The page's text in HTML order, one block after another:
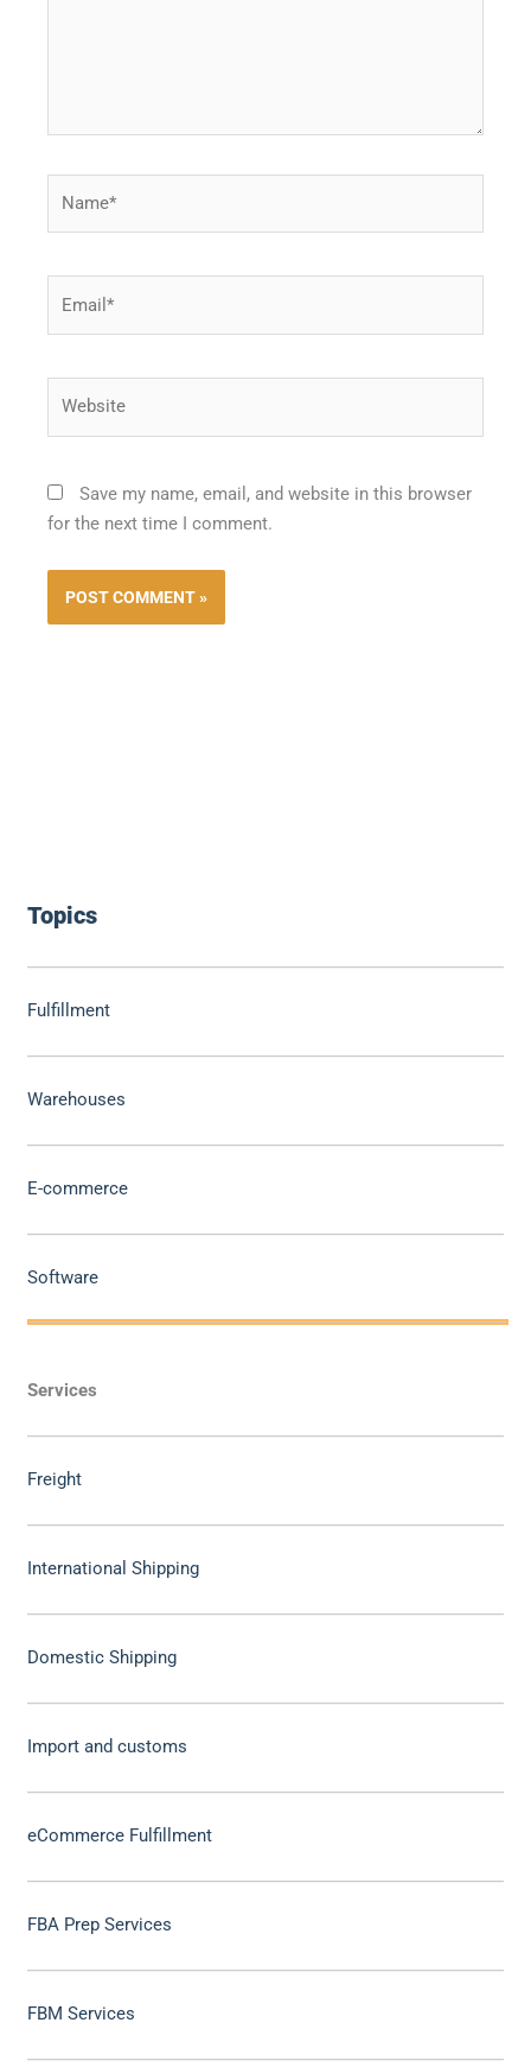
Topics
Fulfillment
Warehouses
E-commerce
Software
Services
Freight
International Shipping
Domestic Shipping
Import and customs
eCommerce Fulfillment
FBA Prep Services
FBM Services
Save my name, email, and website in this browser
for the next time I comment.